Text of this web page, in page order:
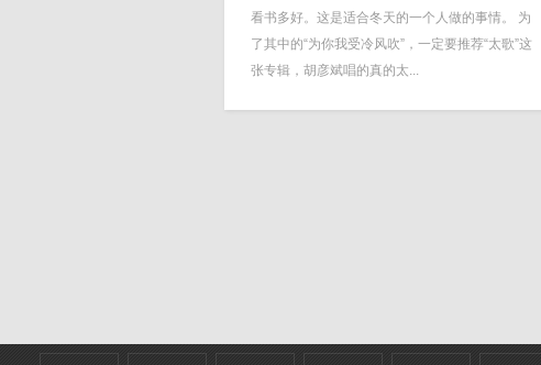
看书多好。这是适合冬天的一个人做的事情。 为
了其中的“为你我受冷风吹”，一定要推荐“太歌”这
张专辑，胡彦斌唱的真的太...